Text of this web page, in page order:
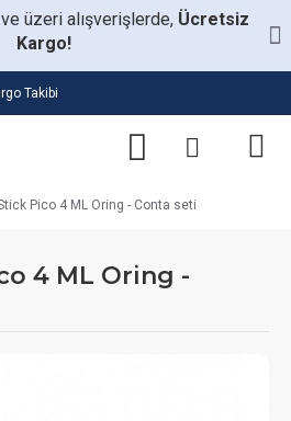
üzeri alışverişlerde, Ücretsiz
Kargo!
Takibi
Pico 4 ML Oring - Conta seti
4 ML Oring -